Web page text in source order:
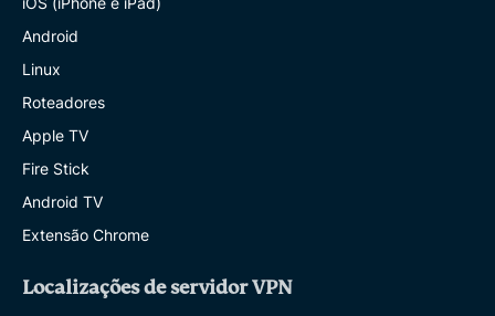
Android
Linux
Roteadores
Apple TV
Fire Stick
Android TV
Extensão Chrome
Localizações de servidor VPN